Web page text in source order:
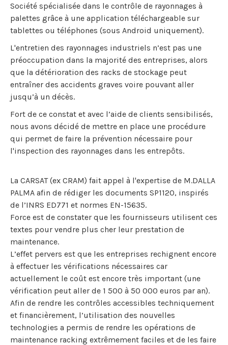
Société spécialisée dans le contrôle de rayonnages à
palettes grâce à une application téléchargeable sur
tablettes ou téléphones (sous Android uniquement).
L'entretien des rayonnages industriels n’est pas une
préoccupation dans la majorité des entreprises, alors
que la détérioration des racks de stockage peut
entraîner des accidents graves voire pouvant aller
jusqu’à un décès.
Fort de ce constat et avec l’aide de clients sensibilisés,
nous avons décidé de mettre en place une procédure
qui permet de faire la prévention nécessaire pour
l'inspection des rayonnages dans les entrepôts.
La CARSAT (ex CRAM) fait appel à l'expertise de M.DALLA
PALMA afin de rédiger les documents SP1120, inspirés
de l’INRS ED771 et normes EN-15635.
Force est de constater que les fournisseurs utilisent ces
textes pour vendre plus cher leur prestation de
maintenance.
L’effet pervers est que les entreprises rechignent encore
à effectuer les vérifications nécessaires car
actuellement le coût est encore très important (une
vérification peut aller de 1 500 à 50 000 euros par an).
Afin de rendre les contrôles accessibles techniquement
et financièrement, l’utilisation des nouvelles
technologies a permis de rendre les opérations de
maintenance racking extrêmement faciles et de les faire